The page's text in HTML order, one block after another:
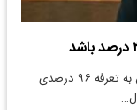
​دنیای معدن- وزیر امور اقتصادی و دارایی در واکنش به تعرفه ۹۶ درصدی